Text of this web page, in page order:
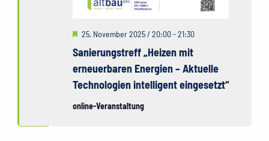
Sanierungstreff „Heizen mit
erneuerbaren Energien – Aktuelle
Technologien intelligent eingesetzt“
Hervorgehoben
25. November 2025 / 20:00-21:30
online-Veranstaltung